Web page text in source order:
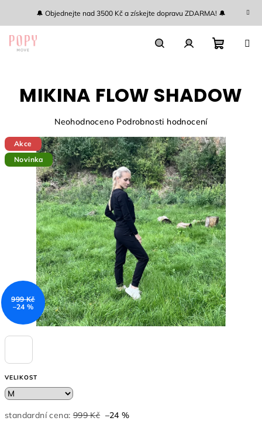
obsah
🔔 Objednejte nad 3500 Kč a získejte dopravu ZDARMA! 🔔
košík
VELIKOST
standardní cena: 999 Kč –24 %
MIKINA FLOW SHADOW
Průměrné
produktu
je
0,0
z
5
hvězdiček.
Neohodnoceno Podrobnosti hodnocení
Akce
Novinka
999 Kč
–24 %